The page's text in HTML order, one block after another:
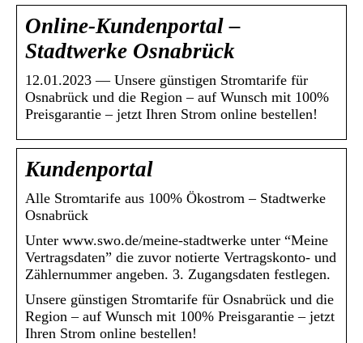
Online-Kundenportal –
Stadtwerke Osnabrück
12.01.2023 — Unsere günstigen Stromtarife für
Osnabrück und die Region – auf Wunsch mit 100%
Preisgarantie – jetzt Ihren Strom online bestellen!
Kundenportal
Alle Stromtarife aus 100% Ökostrom – Stadtwerke
Osnabrück
Unter www.swo.de/meine-stadtwerke unter “Meine
Vertragsdaten” die zuvor notierte Vertragskonto- und
Zählernummer angeben. 3. Zugangsdaten festlegen.
Unsere günstigen Stromtarife für Osnabrück und die
Region – auf Wunsch mit 100% Preisgarantie – jetzt
Ihren Strom online bestellen!